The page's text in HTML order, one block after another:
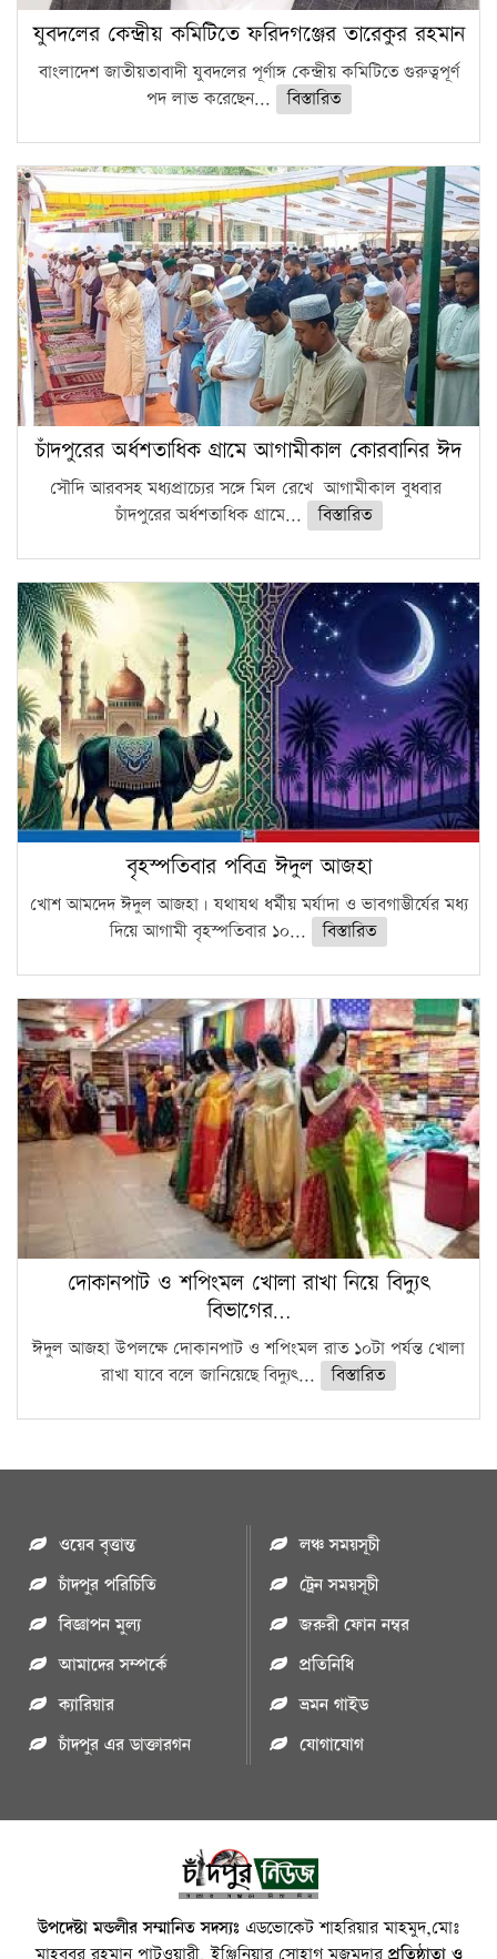
যুবদলের কেন্দ্রীয় কমিটিতে ফরিদগঞ্জের তারেকুর রহমান
বাংলাদেশ জাতীয়তাবাদী যুবদলের পূর্ণাঙ্গ কেন্দ্রীয় কমিটিতে গুরুত্বপূর্ণ
পদ লাভ করেছেন...
বিস্তারিত
চাঁদপুরের অর্ধশতাধিক গ্রামে আগামীকাল কোরবানির ঈদ
সৌদি আরবসহ মধ্যপ্রাচ্যের সঙ্গে মিল রেখে আগামীকাল বুধবার
চাঁদপুরের অর্ধশতাধিক গ্রামে...
বিস্তারিত
বৃহস্পতিবার পবিত্র ঈদুল আজহা
খোশ আমদেদ ঈদুল আজহা। যথাযথ ধর্মীয় মর্যাদা ও ভাবগাম্ভীর্যের মধ্য
দিয়ে আগামী বৃহস্পতিবার ১০...
বিস্তারিত
দোকানপাট ও শপিংমল খোলা রাখা নিয়ে বিদ্যুৎ
বিভাগের…
ঈদুল আজহা উপলক্ষে দোকানপাট ও শপিংমল রাত ১০টা পর্যন্ত খোলা
রাখা যাবে বলে জানিয়েছে বিদ্যুৎ...
বিস্তারিত
ওয়েব বৃত্তান্ত
চাঁদপুর পরিচিতি
বিজ্ঞাপন মুল্য
আমাদের সম্পর্কে
ক্যারিয়ার
চাঁদপুর এর ডাক্তারগন
লঞ্চ সময়সূচী
ট্রেন সময়সূচী
জরুরী ফোন নম্বর
প্রতিনিধি
ভ্রমন গাইড
যোগাযোগ
উপদেষ্টা মন্ডলীর সম্মানিত সদস্যঃ এডভোকেট শাহরিয়ার মাহমুদ,মোঃ